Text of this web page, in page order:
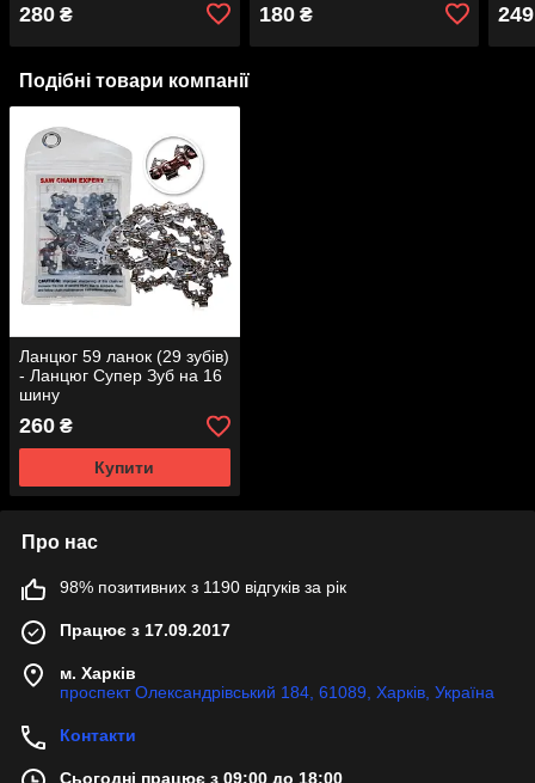
280 ₴ 180₴ 249
Подібні товари компанії
Ланцюг 59 ланок (29 зубів)
- Ланцюг Супер Зуб на 16
шину
260 ₴
Купити
Про нас
98% позитивних з 1190 відгуків за рік
Працює з 17.09.2017
м. Харків
проспект Олександрівський 184, 61089, Харків, Україна
Контакти
Сьогодні працює з 09:00 до 18:00